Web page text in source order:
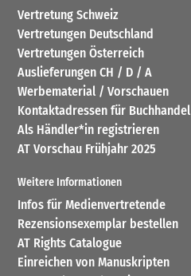
Vertretung Schweiz
Vertretungen Deutschland
Vertretungen Österreich
Auslieferungen CH / D / A
Werbematerial / Vorschauen
Kontaktadressen für Buchhandel
Als Händler*in registrieren
AT Vorschau Frühjahr 2025
Weitere Informationen
Infos für Medienvertretende
Rezensionsexemplar bestellen
AT Rights Catalogue
Einreichen von Manuskripten